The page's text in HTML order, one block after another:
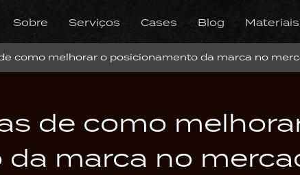
Sobre Serviços Cases Blog Materiais
como melhorar o posicionamento da marca no
de como
marca no